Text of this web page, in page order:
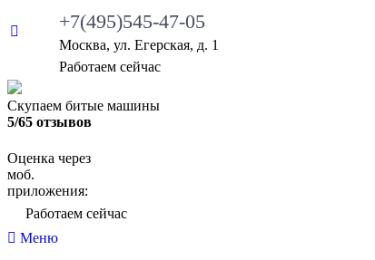
+7(495)545-47-05
Москва, ул. Егерская, д. 1
Работаем сейчас
Скупаем битые машины
5/65 отзывов
Оценка через
моб.
приложения:
Работаем сейчас
Меню